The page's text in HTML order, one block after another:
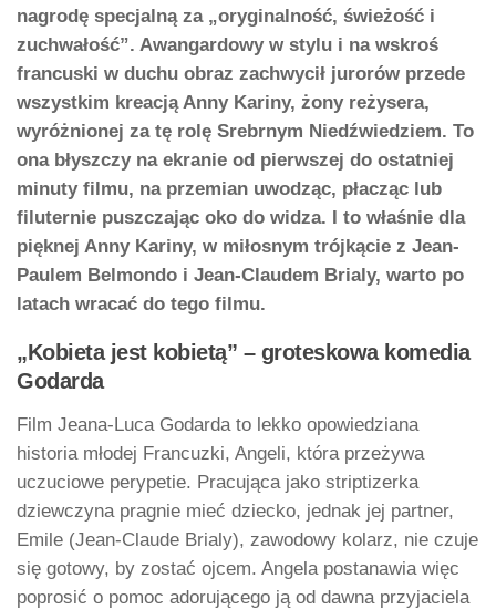
nagrodę specjalną za „oryginalność, świeżość i
zuchwałość”. Awangardowy w stylu i na wskroś
francuski w duchu obraz zachwycił jurorów przede
wszystkim kreacją Anny Kariny, żony reżysera,
wyróżnionej za tę rolę Srebrnym Niedźwiedziem. To
ona błyszczy na ekranie od pierwszej do ostatniej
minuty filmu, na przemian uwodząc, płacząc lub
filuternie puszczając oko do widza. I to właśnie dla
pięknej Anny Kariny, w miłosnym trójkącie z Jean-
Paulem Belmondo i Jean-Claudem Brialy, warto po
latach wracać do tego filmu.
„Kobieta jest kobietą” – groteskowa komedia
Godarda
Film Jeana-Luca Godarda to lekko opowiedziana
historia młodej Francuzki, Angeli, która przeżywa
uczuciowe perypetie. Pracująca jako striptizerka
dziewczyna pragnie mieć dziecko, jednak jej partner,
Emile (Jean-Claude Brialy), zawodowy kolarz, nie czuje
się gotowy, by zostać ojcem. Angela postanawia więc
poprosić o pomoc adorującego ją od dawna przyjaciela